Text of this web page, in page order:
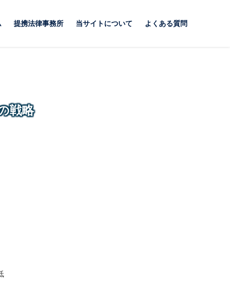
提携法律事務所 当サイトについて よくある質問
戦略